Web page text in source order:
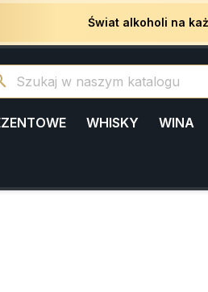
Świat alkoholi na
WHISKY WINA